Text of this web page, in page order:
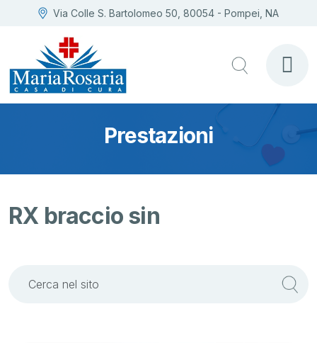
Via Colle S. Bartolomeo 50, 80054 - Pompei, NA
Prestazioni
RX braccio sin